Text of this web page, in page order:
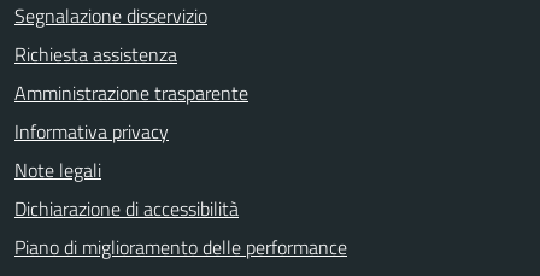
Segnalazione disservizio
Richiesta assistenza
Amministrazione trasparente
Informativa privacy
Note legali
Dichiarazione di accessibilità
Piano di miglioramento delle performance